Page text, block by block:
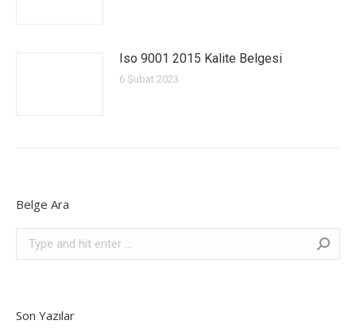
Iso 9001 2015 Kalite Belgesi
6 Şubat 2023
Belge Ara
Search:
Son Yazılar